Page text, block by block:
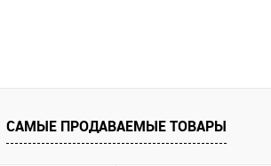
САМЫЕ ПРОДАВАЕМЫЕ ТОВАРЫ